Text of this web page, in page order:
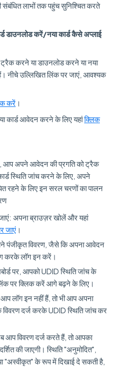
संबंधित लाभों तक पहुंच सुनिश्चित करते
करें/नया कार्ड कैसे अप्लाई
ट्रैक करने या डाउनलोड करने या नया
नीचे उल्लिखित लिंक पर जाएं, आवश्यक
करें ।
कार्ड आवेदन करने के लिए यहांक्लिक
आप अपने आवेदन की प्रगति को ट्रैक
स्थिति जांच करने के लिए, अपने
रहने के लिए इन सरल चरणों का पालन
अपना ब्राउज़र खोलें और यहां
जाएं ।
पंजीकृत विवरण, जैसे कि अपना आवेदन
करके लॉग इन करें।
पर, आपको UDID स्थिति जांच के
पर क्लिक करें आगे बढ़ने के लिए।
लॉग इन नहीं हैं, तो भी आप अपना
दर्ज करके UDID स्थिति जांच कर
आप विवरण दर्ज करते हैं, तो आपका
की जाएगी। स्थिति "अनुमोदित",
"अस्वीकृत" के रूप में दिखाई दे सकती है,